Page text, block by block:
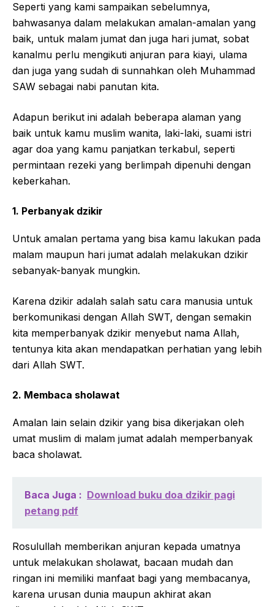
Seperti yang kami sampaikan sebelumnya,
bahwasanya dalam melakukan amalan-amalan yang
baik, untuk malam jumat dan juga hari jumat, sobat
kanalmu perlu mengikuti anjuran para kiayi, ulama
dan juga yang sudah di sunnahkan oleh Muhammad
SAW sebagai nabi panutan kita.
Adapun berikut ini adalah beberapa alaman yang
baik untuk kamu muslim wanita, laki-laki, suami istri
agar doa yang kamu panjatkan terkabul, seperti
permintaan rezeki yang berlimpah dipenuhi dengan
keberkahan.
1. Perbanyak dzikir
Untuk amalan pertama yang bisa kamu lakukan pada
malam maupun hari jumat adalah melakukan dzikir
sebanyak-banyak mungkin.
Karena dzikir adalah salah satu cara manusia untuk
berkomunikasi dengan Allah SWT, dengan semakin
kita memperbanyak dzikir menyebut nama Allah,
tentunya kita akan mendapatkan perhatian yang lebih
dari Allah SWT.
2. Membaca sholawat
Amalan lain selain dzikir yang bisa dikerjakan oleh
umat muslim di malam jumat adalah memperbanyak
baca sholawat.
Baca Juga : Download buku doa dzikir pagi
petang pdf
Rosulullah memberikan anjuran kepada umatnya
untuk melakukan sholawat, bacaan mudah dan
ringan ini memiliki manfaat bagi yang membacanya,
karena urusan dunia maupun akhirat akan